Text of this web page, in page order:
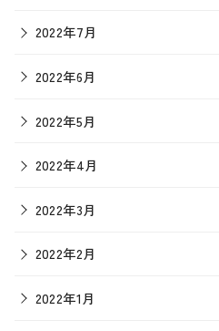
2022年7月
2022年6月
2022年5月
2022年4月
2022年3月
2022年2月
2022年1月